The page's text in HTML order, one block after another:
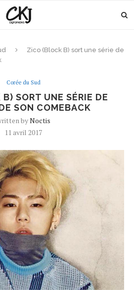
Zico (Block B) sort une série de
Corée du Sud
SORT UNE SÉRIE DE
SON COMEBACK
byNoctis
11 avril 2017